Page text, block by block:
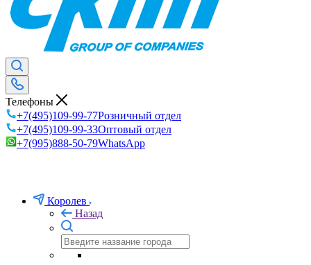
Телефоны
+7(495)109-99-77Розничный отдел
+7(495)109-99-33Оптовый отдел
+7(995)888-50-79WhatsApp
Королев
Назад